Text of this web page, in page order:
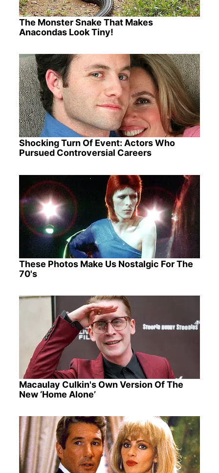
The Monster Snake That Makes
Anacondas Look Tiny!
Shocking Turn Of Event: Actors Who
Pursued Controversial Careers
These Photos Make Us Nostalgic For The
70's
Macaulay Culkin's Own Version Of The
New ‘Home Alone’